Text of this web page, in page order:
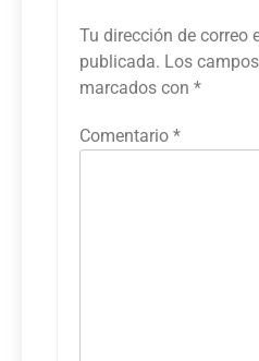
Tu dirección de correo
publicada. Los
marcados con *
Comentario *